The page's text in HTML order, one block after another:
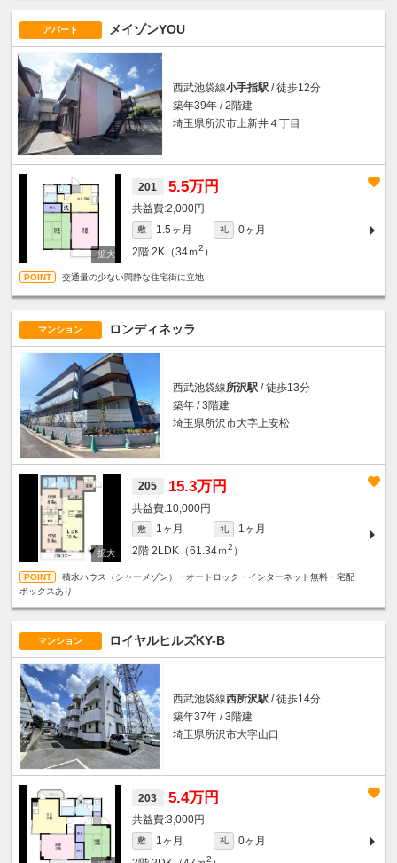
アパート メイゾンYOU
西武池袋線小手指駅 / 徒歩12分
築年39年 / 2階建
埼玉県所沢市上新井４丁目
201 5.5万円
2,000円
敷 1.5ヶ月 礼
0ヶ月
2階 2K（34ｍ2 ）
交通量の少ない閑静な住宅街に立地
マンション ロンディネッラ
西武池袋線所沢駅 / 徒歩13分
築年 / 3階建
埼玉県所沢市大字上安松
205 15.3万円
10,000円
敷 1ヶ月 礼
1ヶ月
2階 2LDK（61.34ｍ2 ）
積水ハウス（シャーメゾン）・オートロック・インターネット無料・宅配
ボックスあり
マンション ロイヤルヒルズKY-B
西武池袋線西所沢駅 / 徒歩14分
築年37年 / 3階建
埼玉県所沢市大字山口
203 5.4万円
3,000円
敷 1ヶ月 礼
0ヶ月
2